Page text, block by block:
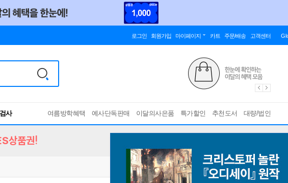
로그인 회원가입 마이페이지 카트 주문/배송 고객센터
사
여름방학혜택 예사단독판매 이달의사은품 특가할인 추천도서 대량/법인
상품권!